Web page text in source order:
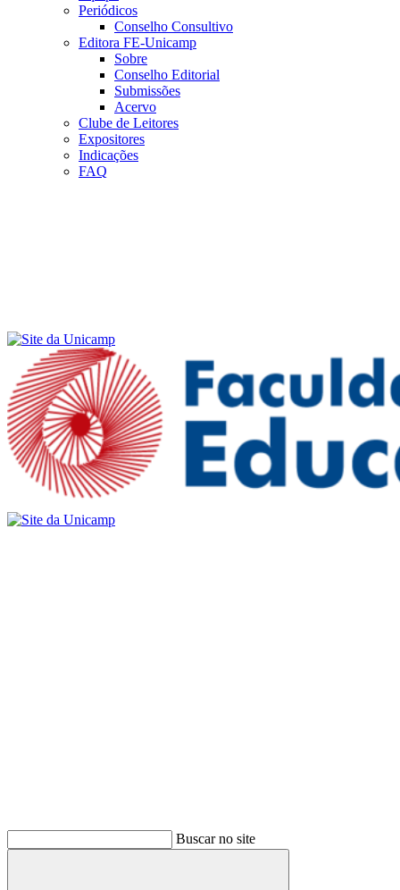
Periódicos
Conselho Consultivo
Editora FE-Unicamp
Sobre
Conselho Editorial
Submissões
Acervo
Clube de Leitores
Expositores
Indicações
FAQ
Buscar no site